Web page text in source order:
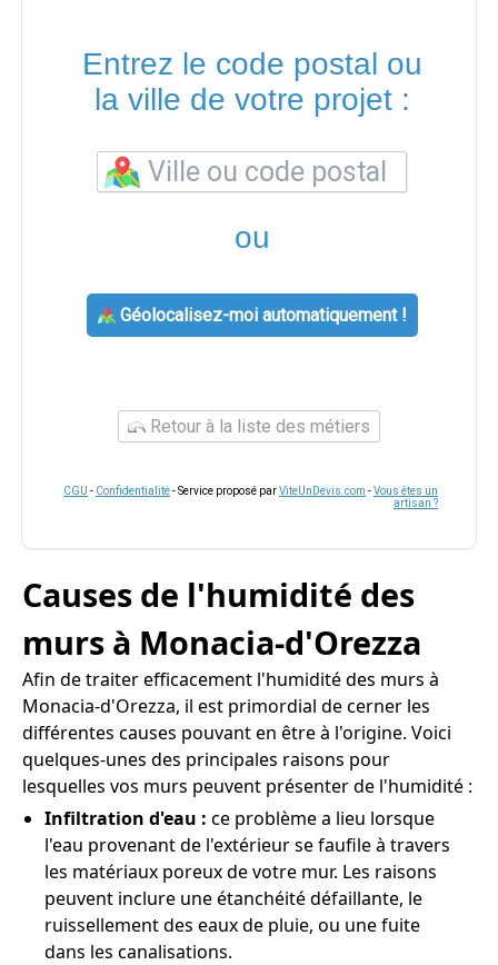
Entrez le code postal ou
la ville de votre projet :
ou
Géolocalisez-moi automatiquement !
Retour à la liste des métiers
CGU - Confidentialité- Service proposé parViteUnDevis.com -Vous êtes un
artisan ?
Causes de l'humidité des
murs à Monacia-d'Orezza
Afin de traiter efficacement l'humidité des murs à
Monacia-d'Orezza, il est primordial de cerner les
différentes causes pouvant en être à l'origine. Voici
quelques-unes des principales raisons pour
lesquelles vos murs peuvent présenter de l'humidité :
Infiltration d'eau : ce problème a lieu lorsque
l'eau provenant de l'extérieur se faufile à travers
les matériaux poreux de votre mur. Les raisons
peuvent inclure une étanchéité défaillante, le
ruissellement des eaux de pluie, ou une fuite
dans les canalisations.